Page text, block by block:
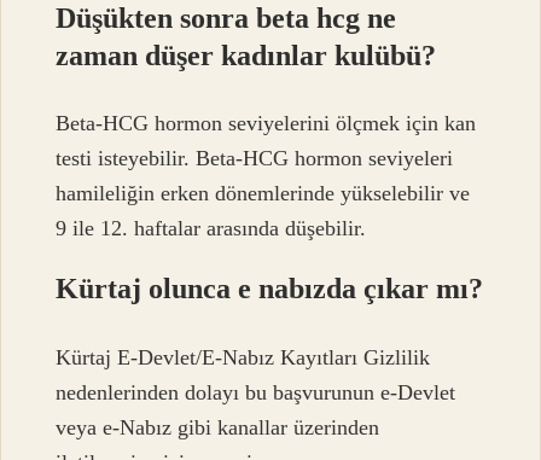
Düşükten sonra beta hcg ne
zaman düşer kadınlar kulübü?
Beta-HCG hormon seviyelerini ölçmek için kan
testi isteyebilir. Beta-HCG hormon seviyeleri
hamileliğin erken dönemlerinde yükselebilir ve
9 ile 12. haftalar arasında düşebilir.
Kürtaj olunca e nabızda çıkar mı?
Kürtaj E-Devlet/E-Nabız Kayıtları Gizlilik
nedenlerinden dolayı bu başvurunun e-Devlet
veya e-Nabız gibi kanallar üzerinden